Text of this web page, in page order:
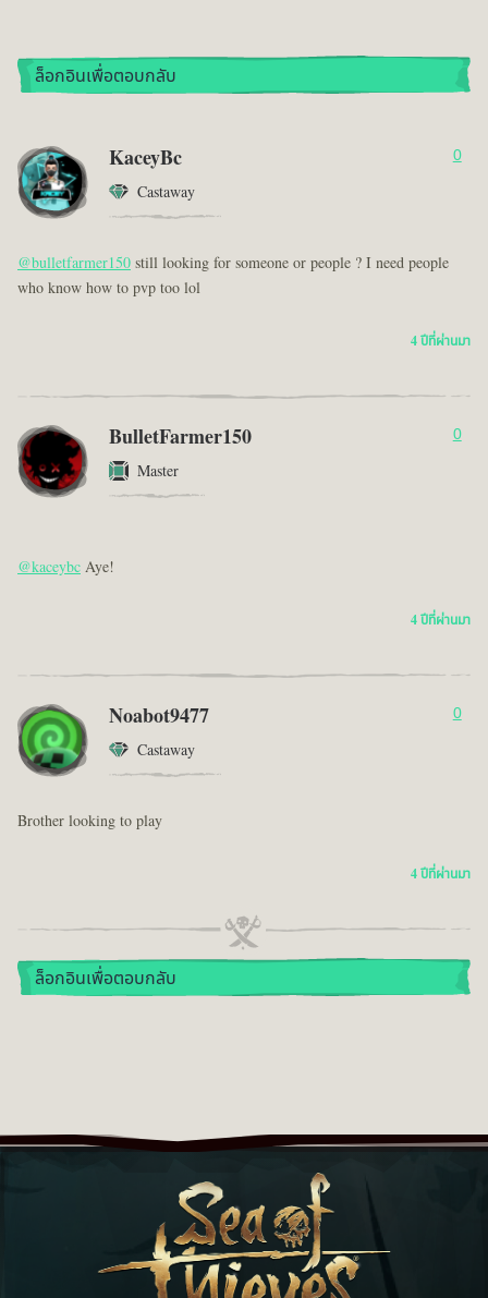
ล็อกอินเพื่อตอบกลับ
KaceyBc
Castaway
0
@bulletfarmer150still looking for someone or people ? I need people
who know how to pvp too lol
4 ปีที่ผ่านมา
BulletFarmer150
Master
0
@kaceybcAye!
4 ปีที่ผ่านมา
Noabot9477
Castaway
0
Brother looking to play
4 ปีที่ผ่านมา
ล็อกอินเพื่อตอบกลับ